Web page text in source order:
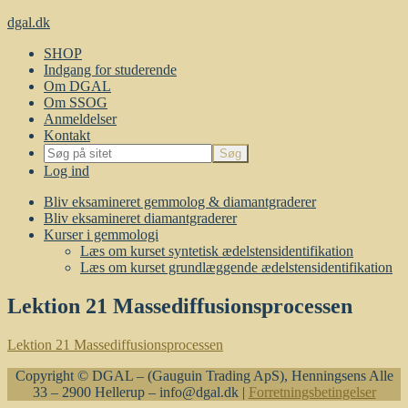
dgal.dk
SHOP
Indgang for studerende
Om DGAL
Om SSOG
Anmeldelser
Kontakt
Log ind
Bliv eksamineret gemmolog & diamantgraderer
Bliv eksamineret diamantgraderer
Kurser i gemmologi
Læs om kurset syntetisk ædelstensidentifikation
Læs om kurset grundlæggende ædelstensidentifikation
Lektion 21 Massediffusionsprocessen
Lektion 21 Massediffusionsprocessen
Copyright © DGAL – (Gauguin Trading ApS), Henningsens Alle
33 – 2900 Hellerup – info@dgal.dk | Forretningsbetingelser